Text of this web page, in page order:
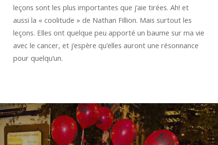
leçons sont les plus importantes que j’aie tirées. Ah! et
aussi la « coolitude » de Nathan Fillion. Mais surtout les
leçons. Elles ont quelque peu apporté un baume sur ma vie
avec le cancer, et j’espère qu’elles auront une résonnance
pour quelqu’un.